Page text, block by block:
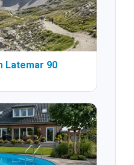
Latemar 90